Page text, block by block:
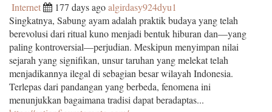
Internet 177 days agoalgirdasy924dyu1
Singkatnya, Sabung ayam adalah praktik budaya yang telah
berevolusi dari ritual kuno menjadi bentuk hiburan dan—yang
paling kontroversial—perjudian. Meskipun menyimpan nilai
sejarah yang signifikan, unsur taruhan yang melekat telah
menjadikannya ilegal di sebagian besar wilayah Indonesia.
Terlepas dari pandangan yang berbeda, fenomena ini
menunjukkan bagaimana tradisi dapat beradaptas...